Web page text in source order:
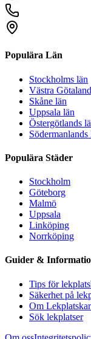
Populära Län
Stockholms län
Västra
Skåne län
Uppsala län
Östergötlands
Södermanlands
Populära Städer
Stockholm
Göteborg
Malmö
Uppsala
Linköping
Norrköping
Guider &
Tips för
Säkerhet på
Om
Sök lekplatser